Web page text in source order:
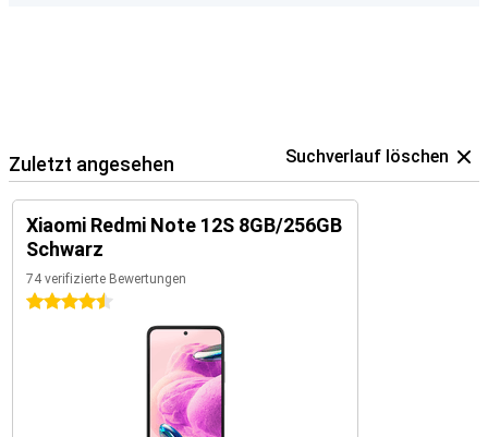
Zuletzt angesehen Suchverlauf löschen
Xiaomi Redmi Note 12S 8GB/256GB
Schwarz
74 verifizierte Bewertungen
4.5 Sterne